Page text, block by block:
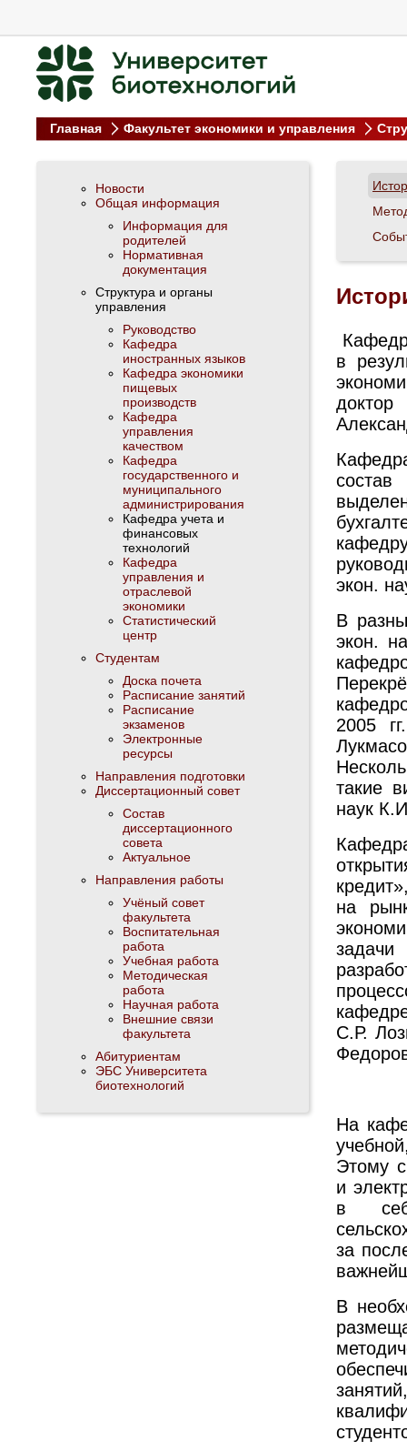
Главная Факультет экономики и управления
Новости
Общая информация
Информация для
родителей
Нормативная
документация
Структура и органы
управления
Руководство
Кафедра
иностранных языков
Кафедра экономики
пищевых
производств
Кафедра
управления
качеством
Кафедра
государственного и
муниципального
администрирования
Кафедра учета и
финансовых
технологий
Кафедра
управления и
отраслевой
экономики
Статистический
центр
Студентам
Доска почета
Расписание занятий
Расписание
экзаменов
Электронные
ресурсы
Направления подготовки
Диссертационный совет
Состав
диссертационного
совета
Актуальное
Направления работы
Учёный совет
факультета
Воспитательная
работа
Учебная работа
Методическая
работа
Научная работа
Внешние связи
факультета
Абитуриентам
ЭБС Университета
биотехнологий
в
экон.
В
экон.
2005
такие
наук
на
задачи
С.Р.
На
Этому
и
в
за
В